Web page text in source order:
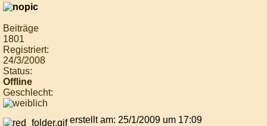
Beiträge
1801
Registriert:
24/3/2008
Status:
Offline
Geschlecht:
erstellt am: 25/1/2009 um 17:09